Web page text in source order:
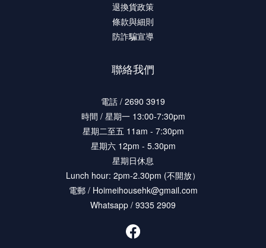
退換貨政策
條款與細則
防詐騙宣導
聯絡我們
電話 / 2690 3919
時間 / 星期一 13:00-7:30pm
星期二至五 11am - 7:30pm
星期六 12pm - 5.30pm
星期日休息
Lunch hour: 2pm-2.30pm (不開放）
電郵 / Hoimeihousehk@gmail.com
Whatsapp / 9335 2909